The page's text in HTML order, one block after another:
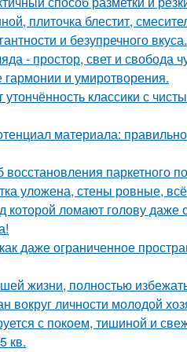
плиточка блестит,
и безупречного вкуса.
- простор, свет и свобода
и умиротворения.
утончённость классики с
материала:
паркетного
уложена, стены ровные,
которой ломают голову
даже ограниченное
жизни, полностью
вокруг личности молодой
с покоем, тишиной и
кв.